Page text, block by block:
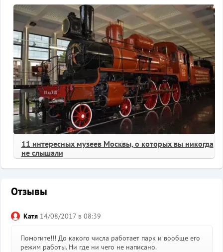
11 интересных музеев Москвы, о которых вы никогда
не слышали
Отзывы
Катя14/08/2017 в 08:39
Помогите!!! До какого числа работает парк и вообще его
режим работы. Ни где ни чего не написано.